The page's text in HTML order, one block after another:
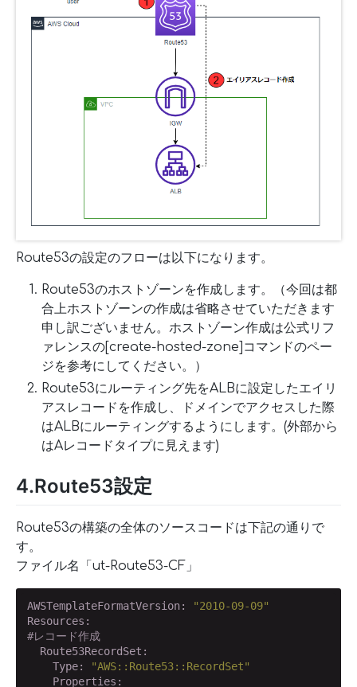
Route53の設定のフローは以下になります。
Route53のホストゾーンを作成します。（今回は都
合上ホストゾーンの作成は省略させていただきます
申し訳ございません。ホストゾーン作成は公式リフ
ァレンスの[create-hosted-zone]コマンドのペー
ジを参考にしてください。）
Route53にルーティング先をALBに設定したエイリ
アスレコードを作成し、ドメインでアクセスした際
はALBにルーティングするようにします。(外部から
はAレコードタイプに見えます)
4.Route53設定
Route53の構築の全体のソースコードは下記の通りで
す。
ファイル名「ut-Route53-CF」
AWSTemplateFormatVersion:
"2010-09-09"
Resources:
#レコード作成
  Route53RecordSet:
    Type:
"AWS::Route53::RecordSet"
    Properties: